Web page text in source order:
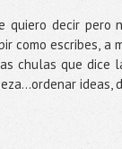
quiero decir
como escribes, a
chulas que dice
ideas,